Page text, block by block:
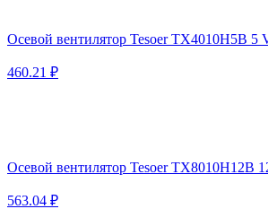
Осевой вентилятор Tesoer TX4010H5B 5
460.21 ₽
Осевой вентилятор Tesoer TX8010H12B
563.04 ₽